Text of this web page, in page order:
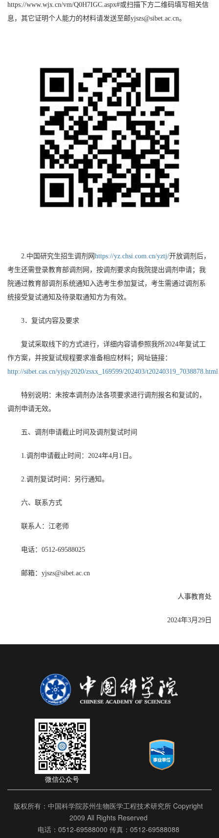
https://www.wjx.cn/vm/Q0H7IGC.aspx#或扫描下方二维码填写相关信
息，其它证明个人能力的材料请发送至邮yjszs@sibet.ac.cn。
2. 中国研究生招生调剂网 https://yz.chsi.com.cn/yztj/开放调剂后，
考生还需登录教育部调剂网，按调剂要求向我院提出调剂申请；我
院通过教育部调剂系统通知入选考生参加复试，考生需通过调剂系
统接受复试通知及待录取通知方为有效。
3．复试内容及要求
复试采取线下的方式进行，详细内容请参照我所2024年复试工
作方案，并按复试规程要求准备相应材料；网址链接：
http://sibet.cas.cn/yjsjy2020/zsxx_169599/202403/t20240319_7038878.html
特别说明：未按本调剂办法各项要求进行调剂报名和复试的，
调剂申请无效。
五、调剂申请截止时间及调剂复试时间
1. 调剂申请截止时间： 2024年4月 1 日。
2. 调剂复试时间：另行通知。
六、联系方式
联系人：江老师
电话： 0512-69588025
邮箱： yjszs@sibet.ac.cn
人事教育处
2024年3月 29 日
微信公众号
版权所有：中国科学院苏州生物医学工程技术研究所 Copyright
2009 All Rights Reserved
电话：0512-69588000 传真：0512-69588088